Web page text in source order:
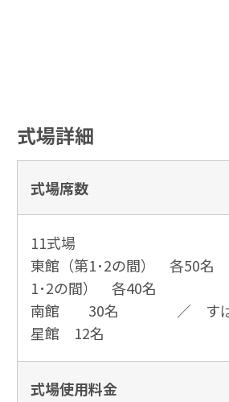
式場詳細
式場席数
11式場
東館（第1･2の間） 各50
1･2の間） 各40名
南館 30名 ／ す
星館 12名
式場使用料金